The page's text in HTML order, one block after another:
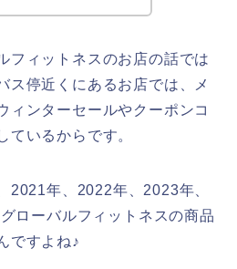
フィットネスのお店の話では
ス停近くにあるお店では、メ
ィンターセールやクーポンコ
ているからです。
2021年、2022年、2023年、
ローバルフィットネスの商品
ですよね♪